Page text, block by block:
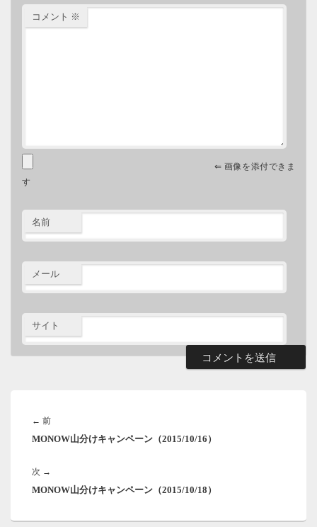
コメント ※
⇐ 画像を添付できま
す
名前
メール
サイト
ビ
ー
シ
← 前前
の
MONOW山分けキャンペーン（2015/10/16）
次 →
の
MONOW山分けキャンペーン（2015/10/18）